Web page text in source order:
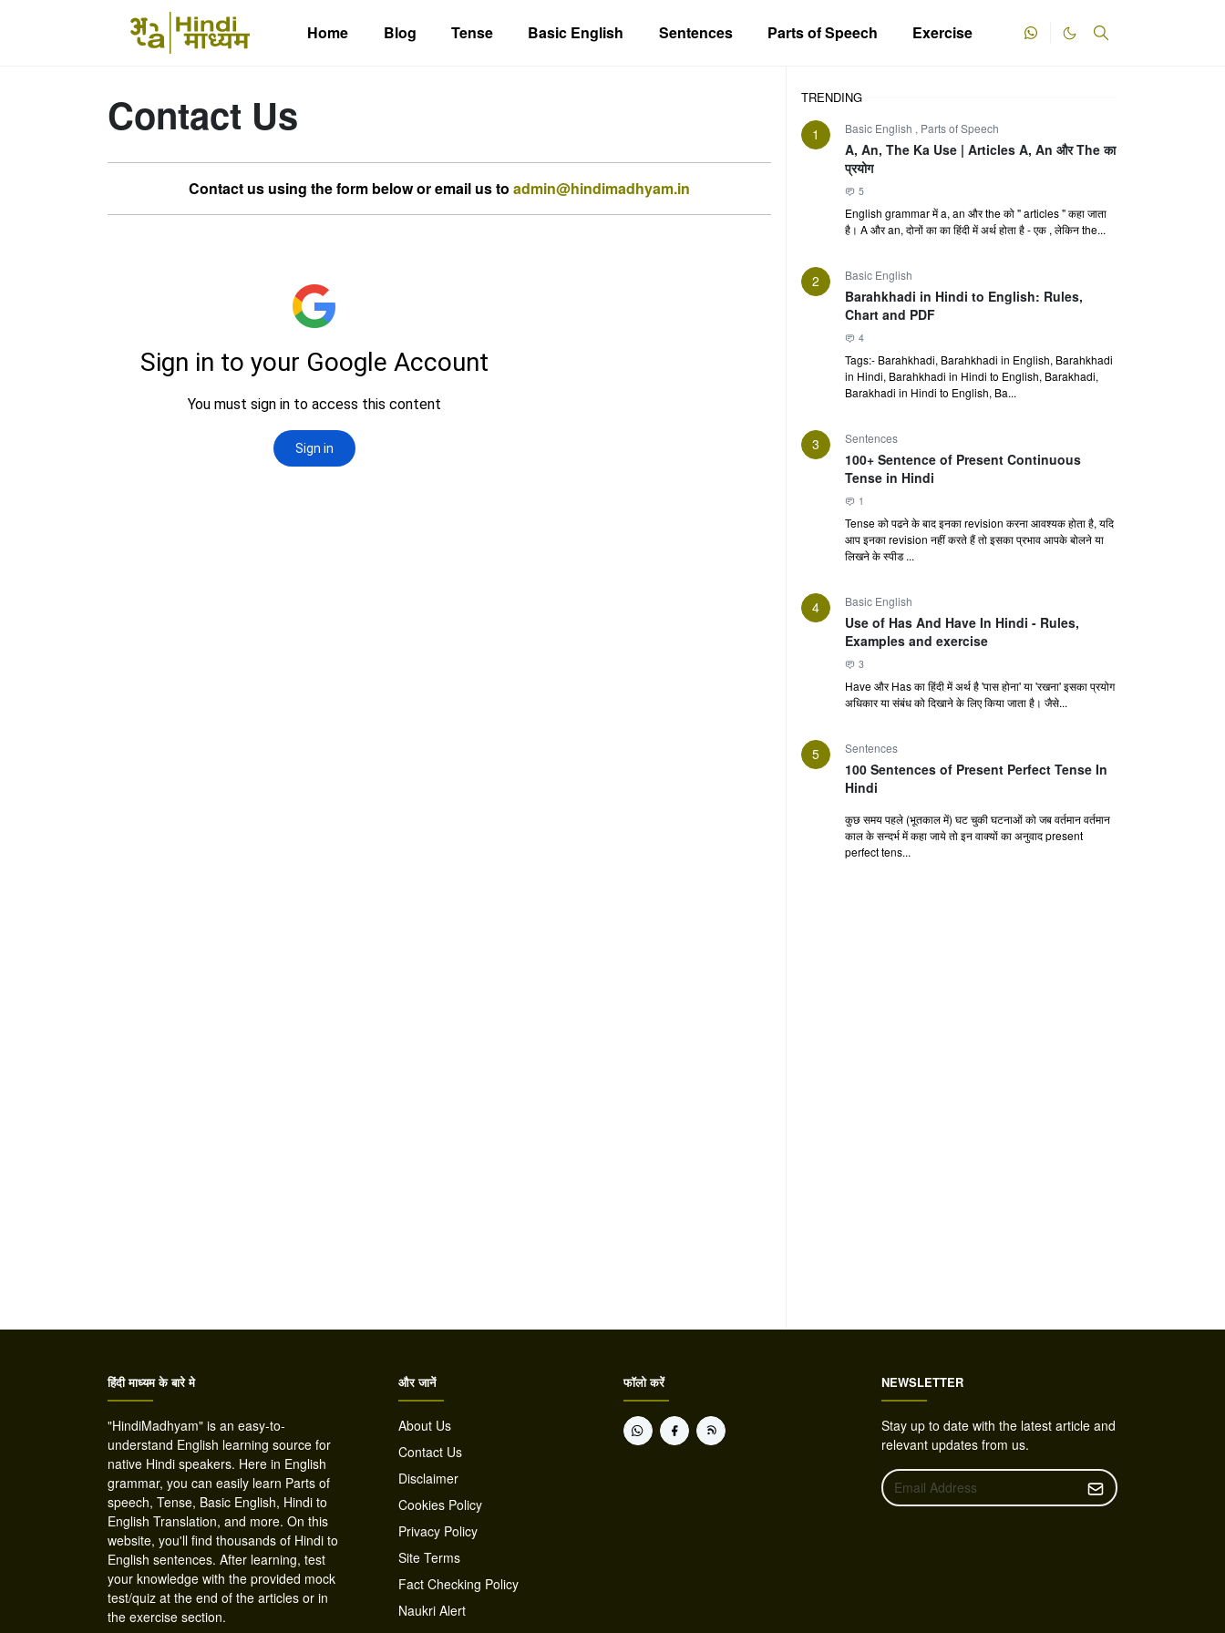
Home Blog Tense Basic English Sentences Parts of Speech Exercise
Contact Us
Contact us using the form below or email us to admin@hindimadhyam.in
TRENDING
1 Basic English , Parts of Speech
A, An, The Ka Use | Articles A, An और The का
प्रयोग
5
English grammar में a, an और the को " articles " कहा जाता
है। A और an, दोनों का का हिंदी में अर्थ होता है - एक , लेकिन the...
2 Basic English
Barahkhadi in Hindi to English: Rules,
Chart and PDF
4
Tags:- Barahkhadi, Barahkhadi in English, Barahkhadi
in Hindi, Barahkhadi in Hindi to English, Barakhadi,
Barakhadi in Hindi to English, Ba...
3 Sentences
100+ Sentence of Present Continuous
Tense in Hindi
1
Tense को पढने के बाद इनका revision करना आवश्यक होता है, यदि
आप इनका revision नहीं करते हैं तो इसका प्रभाव आपके बोलने या
लिखने के स्पीड ...
4 Basic English
Use of Has And Have In Hindi - Rules,
Examples and exercise
3
Have और Has का हिंदी में अर्थ है 'पास होना' या 'रखना' इसका प्रयोग
अधिकार या संबंध को दिखाने के लिए किया जाता है। जैसे...
5 Sentences
100 Sentences of Present Perfect Tense In
Hindi
कुछ समय पहले (भूतकाल में) घट चुकी घटनाओं को जब वर्तमान वर्तमान
काल के सन्दर्भ में कहा जाये तो इन वाक्यों का अनुवाद present
perfect tens...
हिंदी माध्यम के बारे मे
"HindiMadhyam" is an easy-to-
understand English learning source for
native Hindi speakers. Here in English
grammar, you can easily learn Parts of
speech, Tense, Basic English, Hindi to
English Translation, and more. On this
website, you'll find thousands of Hindi to
English sentences. After learning, test
your knowledge with the provided mock
test/quiz at the end of the articles or in
the exercise section.
और जानें
About Us
Contact Us
Disclaimer
Cookies Policy
Privacy Policy
Site Terms
Fact Checking Policy
Naukri Alert
फॉलो करें NEWSLETTER
Stay up to date with the latest article and
relevant updates from us.